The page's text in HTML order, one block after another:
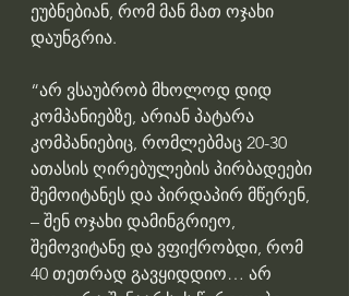
ეუბნებიან, რომ მან მათ ოჯახი
დაუნგრია.
“არ ვსაუბრობ მხოლოდ დიდ
კომპანიებზე, არიან პატარა
კომპანიებიც, რომლებმაც 20-30
ათასის ღირებულების პირბადეები
შემოიტანეს და პირდაპირ მწერენ,
– შენ ოჯახი დამინგრიეო,
შემოვიტანე და ვფიქრობდი, რომ
40 თეთრად გავყიდდიო… არ